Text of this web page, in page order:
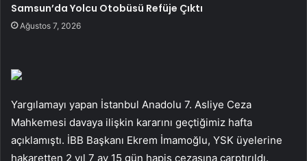
Samsun’da Yolcu Otobüsü Refüje Çıktı
Ağustos 7, 2026
Yargılamayı yapan İstanbul Anadolu 7. Asliye Ceza
Mahkemesi davaya ilişkin kararını geçtiğimiz hafta
açıklamıştı. İBB Başkanı Ekrem İmamoğlu, YSK üyelerine
hakaretten 2 yıl 7 ay 15 gün hapis cezasına çarptırıldı.